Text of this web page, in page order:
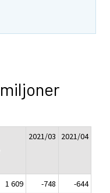
2021/03 2021/04
1 609 -748
-644